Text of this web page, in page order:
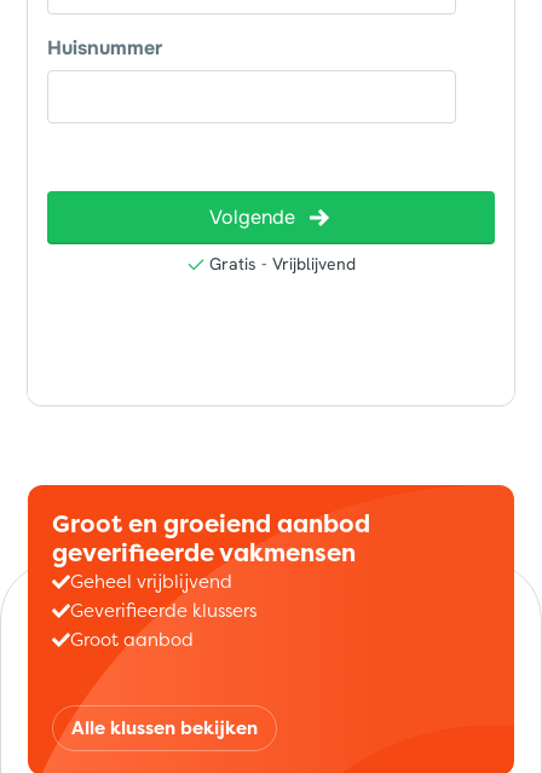
Groot en groeiend aanbod
geverifieerde vakmensen
Geheel vrijblijvend
Geverifieerde klussers
Groot aanbod
Alle klussen bekijken